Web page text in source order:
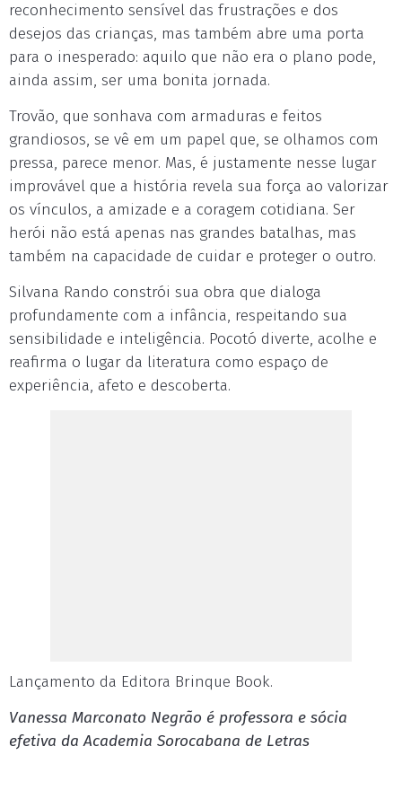
reconhecimento sensível das frustrações e dos
desejos das crianças, mas também abre uma porta
para o inesperado: aquilo que não era o plano pode,
ainda assim, ser uma bonita jornada.
Trovão, que sonhava com armaduras e feitos
grandiosos, se vê em um papel que, se olhamos com
pressa, parece menor. Mas, é justamente nesse lugar
improvável que a história revela sua força ao valorizar
os vínculos, a amizade e a coragem cotidiana. Ser
herói não está apenas nas grandes batalhas, mas
também na capacidade de cuidar e proteger o outro.
Silvana Rando constrói sua obra que dialoga
profundamente com a infância, respeitando sua
sensibilidade e inteligência. Pocotó diverte, acolhe e
reafirma o lugar da literatura como espaço de
experiência, afeto e descoberta.
Lançamento da Editora Brinque Book.
Vanessa Marconato Negrão é professora e sócia
efetiva da Academia Sorocabana de Letras